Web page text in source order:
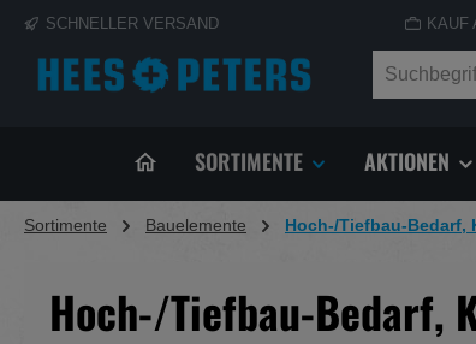
Zur Hauptnavigation springen
SCHNELLER VERSAND KAUF
SORTIMENTE AKTIONEN
Sortimente Bauelemente Hoch-/Tiefbau-Bedarf,
Hoch-/Tiefbau-Bedarf,